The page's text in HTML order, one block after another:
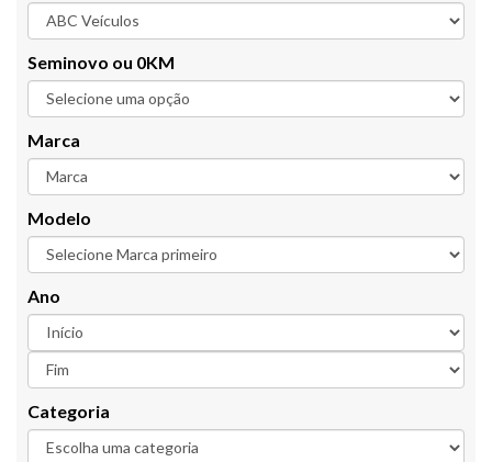
Seminovo ou 0KM
Marca
Modelo
Ano
Categoria